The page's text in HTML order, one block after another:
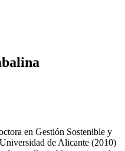
en Gestión Sostenible y
de Alicante (2010)